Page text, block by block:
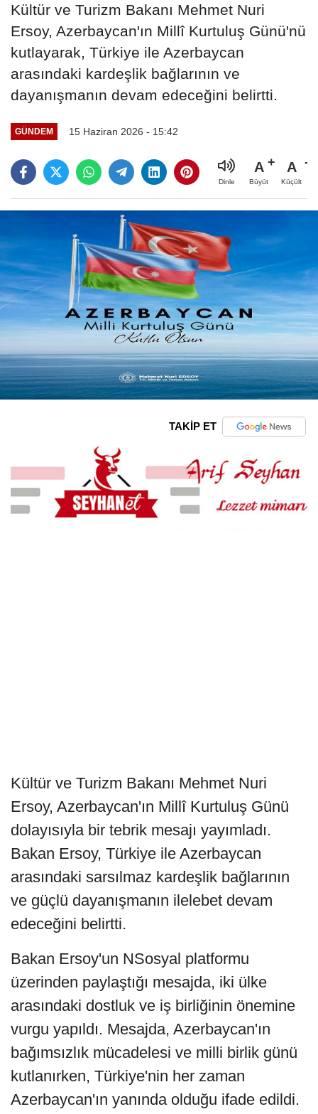
Kültür ve Turizm Bakanı Mehmet Nuri
Ersoy, Azerbaycan'ın Millî Kurtuluş Günü'nü
kutlayarak, Türkiye ile Azerbaycan
arasındaki kardeşlik bağlarının ve
dayanışmanın devam edeceğini belirtti.
GÜNDEM 15 Haziran 2026 - 15:42
Dinle
A
Büyüt
A
Küçült
TAKİP ET
Kültür ve Turizm Bakanı Mehmet Nuri
Ersoy, Azerbaycan'ın Millî Kurtuluş Günü
dolayısıyla bir tebrik mesajı yayımladı.
Bakan Ersoy, Türkiye ile Azerbaycan
arasındaki sarsılmaz kardeşlik bağlarının
ve güçlü dayanışmanın ilelebet devam
edeceğini belirtti.
Bakan Ersoy'un NSosyal platformu
üzerinden paylaştığı mesajda, iki ülke
arasındaki dostluk ve iş birliğinin önemine
vurgu yapıldı. Mesajda, Azerbaycan'ın
bağımsızlık mücadelesi ve milli birlik günü
kutlanırken, Türkiye'nin her zaman
Azerbaycan'ın yanında olduğu ifade edildi.